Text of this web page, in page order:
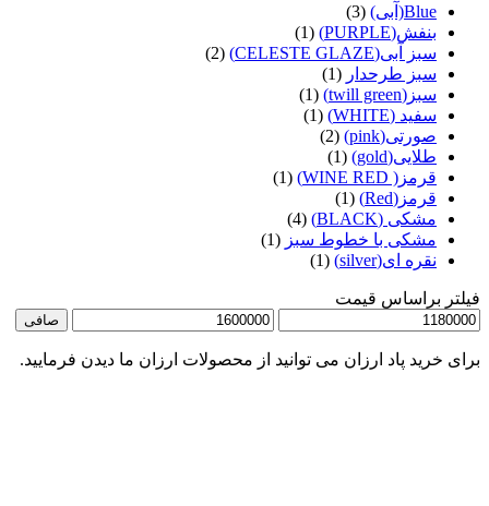
Blue(آبی)
(3)
بنفش(PURPLE)
(1)
سبز آبی(CELESTE GLAZE)
(2)
سبز طرحدار (1)
سبز(twill green)
(1)
سفید (WHITE)
(1)
صورتی(pink)
(2)
طلایی(gold)
(1)
قرمز( WINE RED)
(1)
قرمز(Red)
(1)
مشکی (BLACK)
(4)
مشکی با خطوط سبز (1)
نقره ای(silver)
(1)
براساس قیمت
حداكثر
خرید پاد ارزان می توانید از محصولات ارزان ما دیدن فرمایید.